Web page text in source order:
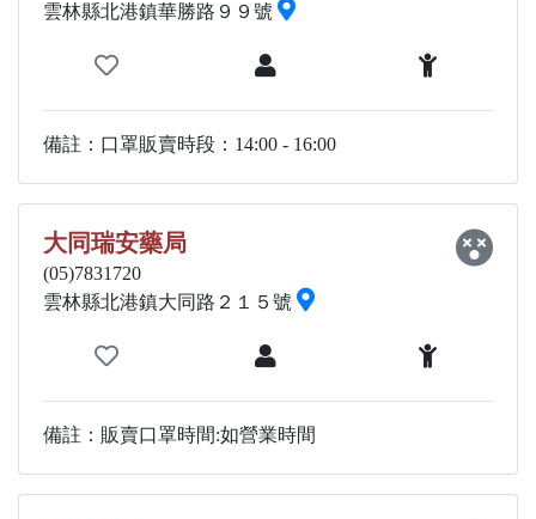
雲林縣北港鎮華勝路９９號
備註：口罩販賣時段：14:00 - 16:00
大同瑞安藥局
(05)7831720
雲林縣北港鎮大同路２１５號
備註：販賣口罩時間:如營業時間